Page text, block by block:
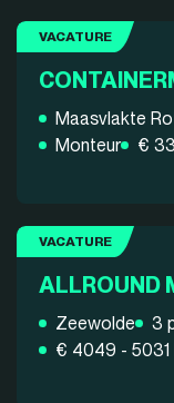
VACATURE
Maasvlakte
Monteur
€
VACATURE
ALLROUND
Zeewolde 3
€ 4049 - 5031